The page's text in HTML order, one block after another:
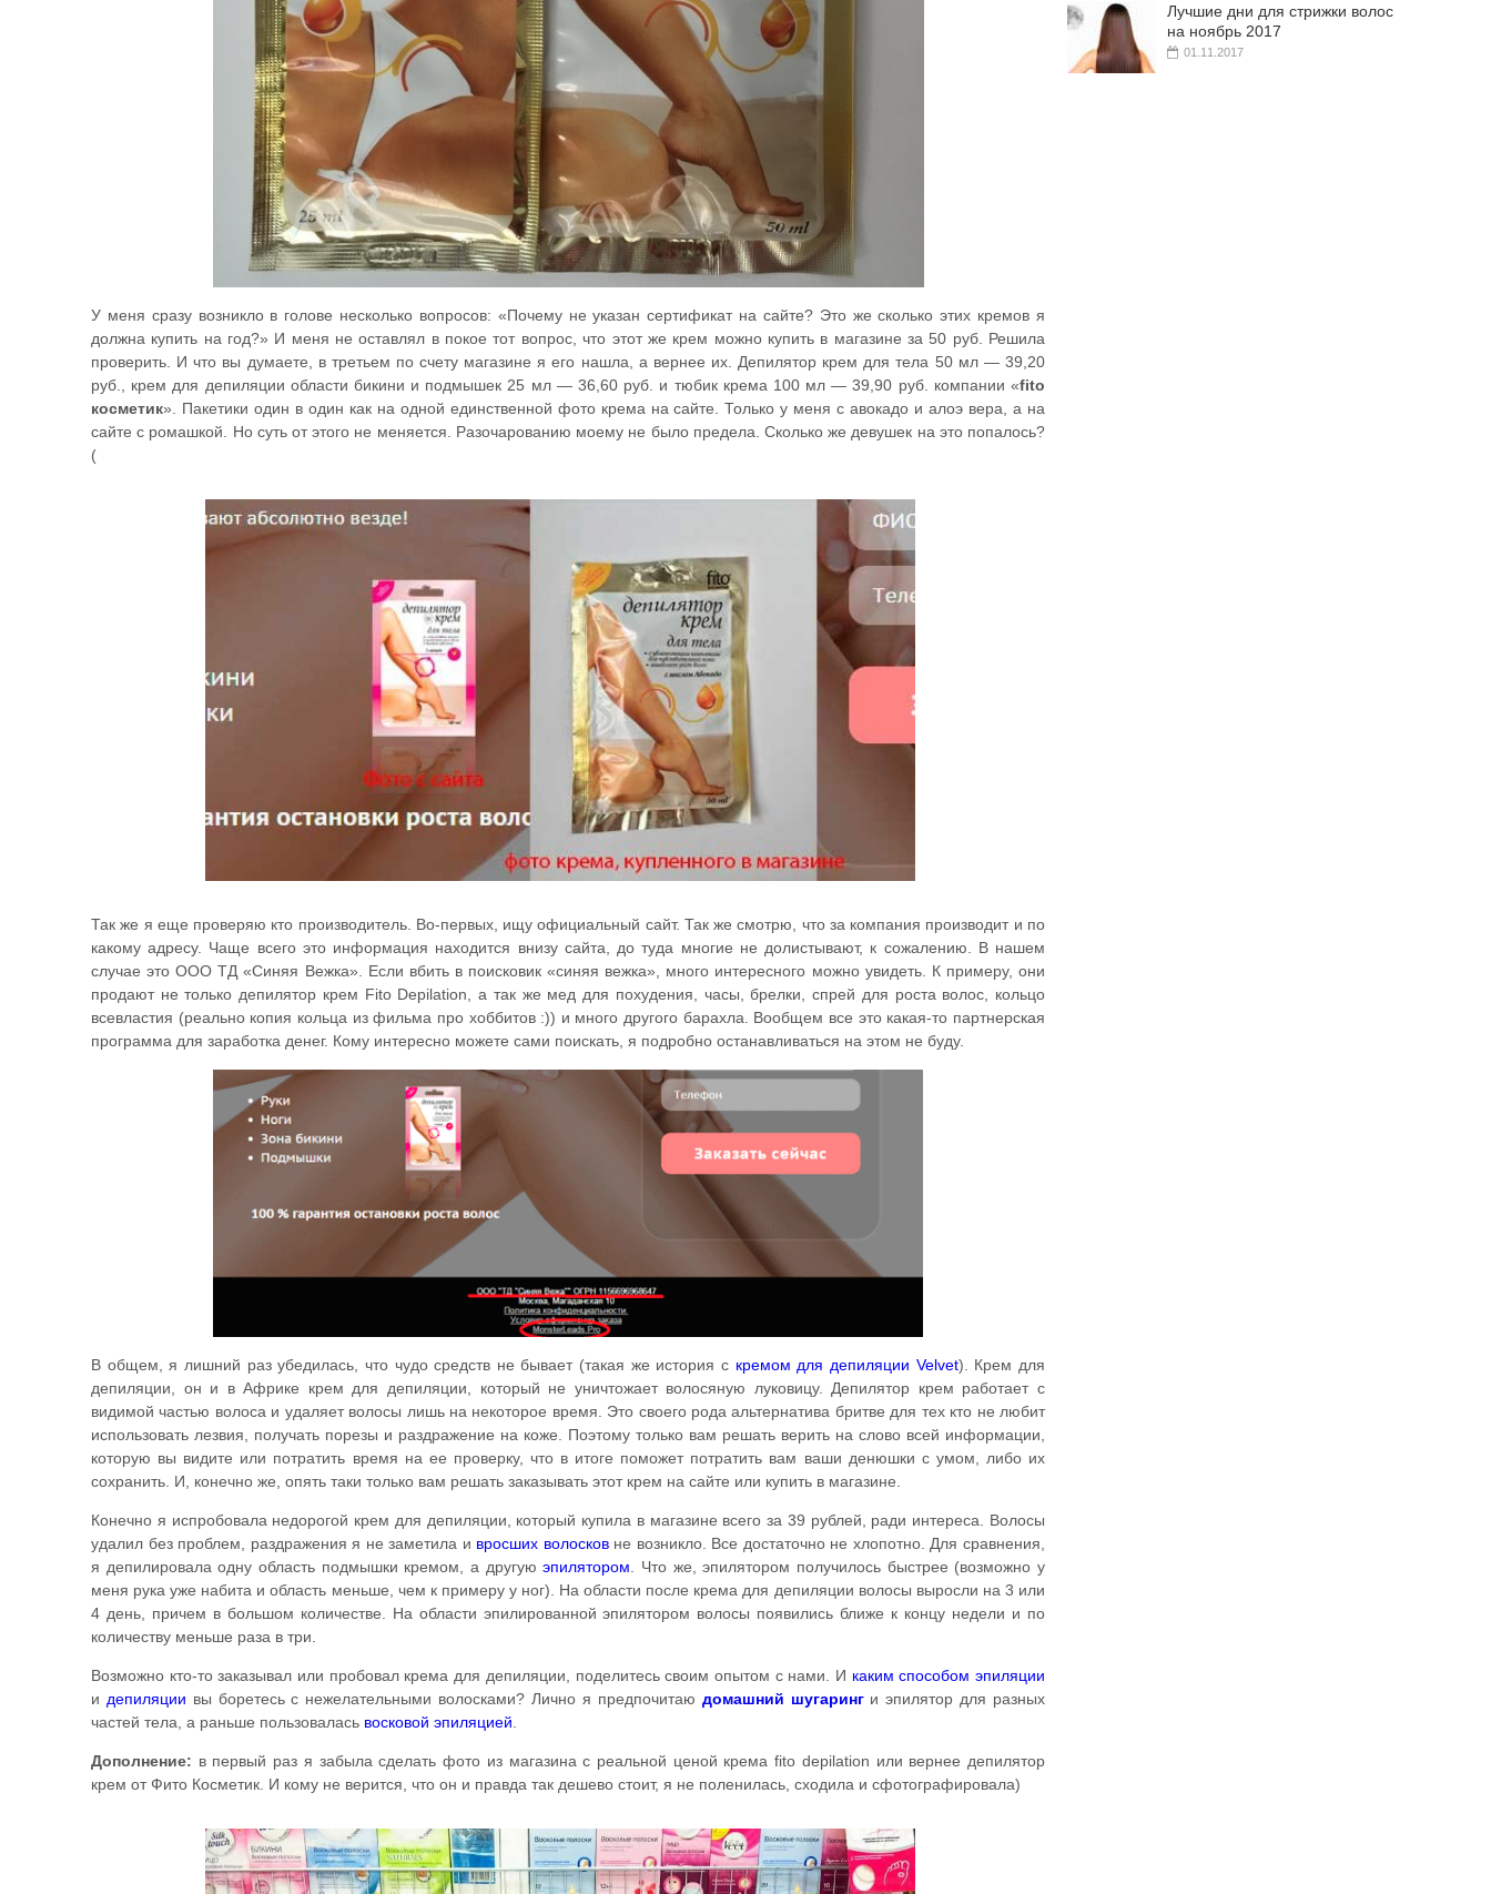
У меня сразу возникло в голове несколько вопросов: «Почему не указан сертификат на сайте? Это же сколько этих кремов я
должна купить на год?» И меня не оставлял в покое тот вопрос, что этот же крем можно купить в магазине за 50 руб. Решила
проверить. И что вы думаете, в третьем по счету магазине я его нашла, а вернее их. Депилятор крем для тела 50 мл — 39,20
руб., крем для депиляции области бикини и подмышек 25 мл — 36,60 руб. и тюбик крема 100 мл — 39,90 руб. компании «fito
косметик». Пакетики один в один как на одной единственной фото крема на сайте. Только у меня с авокадо и алоэ вера, а на
сайте с ромашкой. Но суть от этого не меняется. Разочарованию моему не было предела. Сколько же девушек на это попалось?
(
Так же я еще проверяю кто производитель. Во-первых, ищу официальный сайт. Так же смотрю, что за компания производит и по
какому адресу. Чаще всего это информация находится внизу сайта, до туда многие не долистывают, к сожалению. В нашем
случае это ООО ТД «Синяя Вежка». Если вбить в поисковик «синяя вежка», много интересного можно увидеть. К примеру, они
продают не только депилятор крем Fito Depilation, а так же мед для похудения, часы, брелки, спрей для роста волос, кольцо
всевластия (реально копия кольца из фильма про хоббитов :)) и много другого барахла. Вообщем все это какая-то партнерская
программа для заработка денег. Кому интересно можете сами поискать, я подробно останавливаться на этом не буду.
В общем, я лишний раз убедилась, что чудо средств не бывает (такая же история с кремом для депиляции Velvet). Крем для
депиляции, он и в Африке крем для депиляции, который не уничтожает волосяную луковицу. Депилятор крем работает с
видимой частью волоса и удаляет волосы лишь на некоторое время. Это своего рода альтернатива бритве для тех кто не любит
использовать лезвия, получать порезы и раздражение на коже. Поэтому только вам решать верить на слово всей информации,
которую вы видите или потратить время на ее проверку, что в итоге поможет потратить вам ваши денюшки с умом, либо их
сохранить. И, конечно же, опять таки только вам решать заказывать этот крем на сайте или купить в магазине.
Конечно я испробовала недорогой крем для депиляции, который купила в магазине всего за 39 рублей, ради интереса. Волосы
удалил без проблем, раздражения я не заметила и вросших волосковне возникло. Все достаточно не хлопотно. Для сравнения,
я депилировала одну область подмышки кремом, а другуюэпилятором. Что же, эпилятором получилось быстрее (возможно у
меня рука уже набита и область меньше, чем к примеру у ног). На области после крема для депиляции волосы выросли на 3 или
4 день, причем в большом количестве. На области эпилированной эпилятором волосы появились ближе к концу недели и по
количеству меньше раза в три.
Возможно кто-то заказывал или пробовал крема для депиляции, поделитесь своим опытом с нами. И каким способом эпиляции
и депиляции вы боретесь с нежелательными волосками? Лично я предпочитаю домашний шугаринги эпилятор для разных
частей тела, а раньше пользовалась восковой эпиляцией.
Дополнение: в первый раз я забыла сделать фото из магазина с реальной ценой крема fito depilation или вернее депилятор
крем от Фито Косметик. И кому не верится, что он и правда так дешево стоит, я не поленилась, сходила и сфотографировала)
Лучшие дни для стрижки волос
на ноябрь 2017
01.11.2017